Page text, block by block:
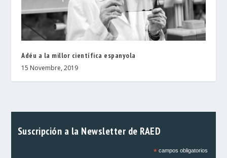
Adéu a la millor científica espanyola
15 Novembre, 2019
Suscripción a la Newsletter de RAED
*campos obligatorios